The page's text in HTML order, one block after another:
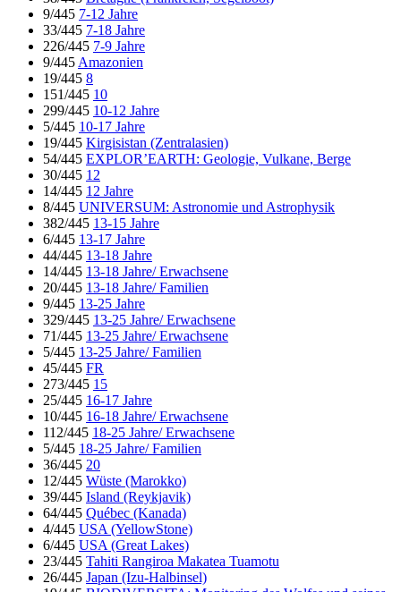
9/445 7-12 Jahre
33/445 7-18 Jahre
226/445 7-9 Jahre
9/445 Amazonien
19/445 8
151/445 10
299/445 10-12 Jahre
5/445 10-17 Jahre
19/445 Kirgisistan (Zentralasien)
54/445 EXPLOR’EARTH: Geologie, Vulkane, Berge
30/445 12
14/445 12 Jahre
8/445 UNIVERSUM: Astronomie und Astrophysik
382/445 13-15 Jahre
6/445 13-17 Jahre
44/445 13-18 Jahre
14/445 13-18 Jahre/ Erwachsene
20/445 13-18 Jahre/ Familien
9/445 13-25 Jahre
329/445 13-25 Jahre/ Erwachsene
71/445 13-25 Jahre/ Erwachsene
5/445 13-25 Jahre/ Familien
45/445 FR
273/445 15
25/445 16-17 Jahre
10/445 16-18 Jahre/ Erwachsene
112/445 18-25 Jahre/ Erwachsene
5/445 18-25 Jahre/ Familien
36/445 20
12/445 Wüste (Marokko)
39/445 Island (Reykjavik)
64/445 Québec (Kanada)
4/445 USA (YellowStone)
6/445 USA (Great Lakes)
23/445 Tahiti Rangiroa Makatea Tuamotu
26/445 Japan (Izu-Halbinsel)